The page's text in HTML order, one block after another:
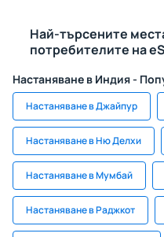
Най-търсените
потребителите на
Настаняване в Индия -
Настаняване в Джайпур
Настаняване в Ню Делхи
Настаняване в Мумбай
Настаняване в Раджкот